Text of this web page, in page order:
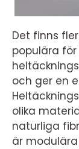
Det finns
populära för
och ger en
olika
naturliga
är